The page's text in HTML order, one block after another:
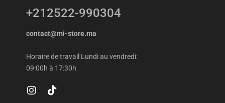
+212522-990304
contact@mi-store.ma
Horaire de travail Lundi au vendredi:
09:00h à 17:30h